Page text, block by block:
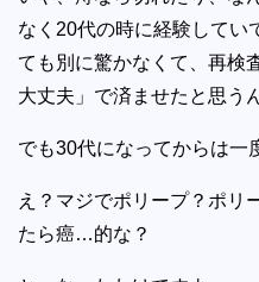
なく20代の時に経験してい
ても別に驚かなくて、再検
大丈夫」で済ませたと思う
でも30代になってからは
え？マジでポリープ？ポリ
たら癌…的な？